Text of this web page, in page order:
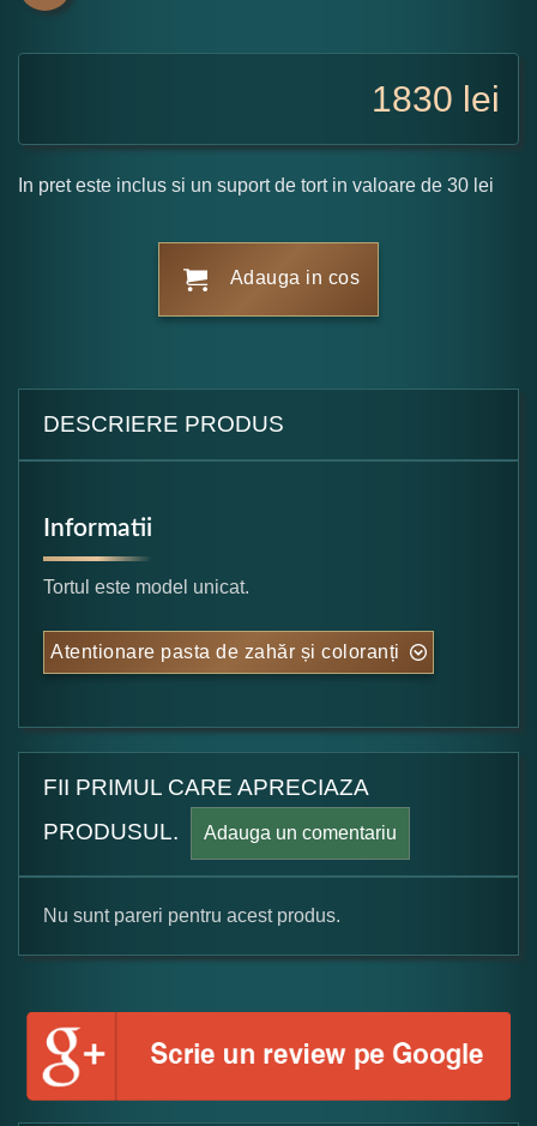
1830 lei
In pret este inclus si un suport de tort in valoare de 30 lei
Adauga in cos
DESCRIERE PRODUS
Informatii
Tortul este model unicat.
Atentionare pasta de zahăr și coloranți
FII PRIMUL CARE APRECIAZA
PRODUSUL.
Adauga un comentariu
Formular pareri client
Numele dumneavoastra:
Nu sunt pareri pentru acest produs.